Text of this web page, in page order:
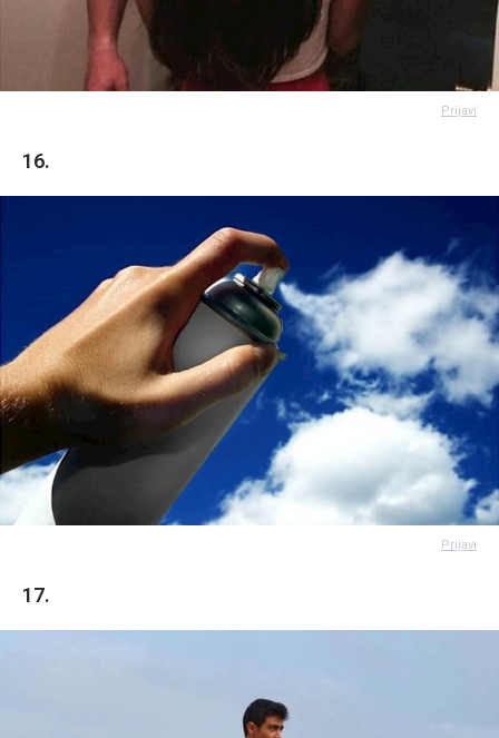
Prijavi
16.
Prijavi
17.